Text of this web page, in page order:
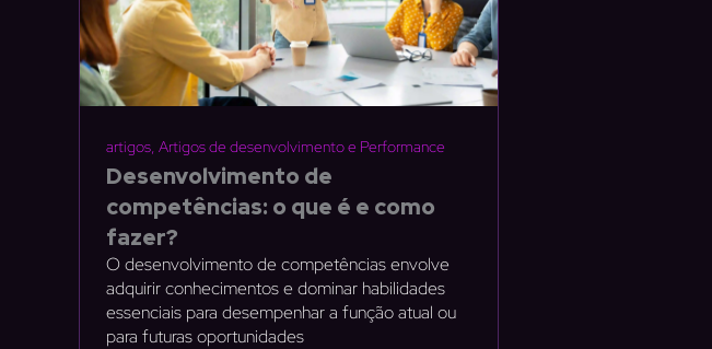
artigos, Artigos de desenvolvimento e Performance
Desenvolvimento de
competências: o que é e como
fazer?
O desenvolvimento de competências envolve
adquirir conhecimentos e dominar habilidades
essenciais para desempenhar a função atual ou
para futuras oportunidades